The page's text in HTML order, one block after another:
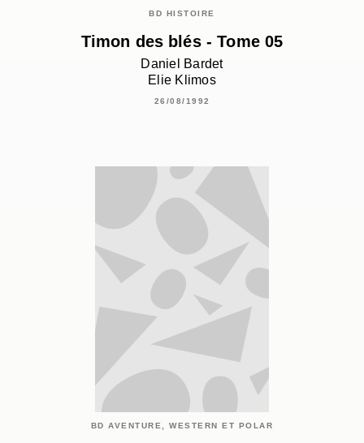
BD HISTOIRE
Timon des blés - Tome 05
Daniel Bardet
Elie Klimos
26/08/1992
BD AVENTURE, WESTERN ET POLAR